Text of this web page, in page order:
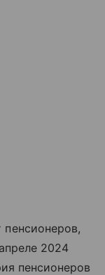
2024
пенсионеров